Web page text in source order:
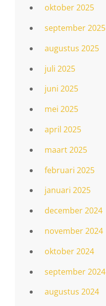
oktober 2025
september 2025
augustus 2025
juli 2025
juni 2025
mei 2025
april 2025
maart 2025
februari 2025
januari 2025
december 2024
november 2024
oktober 2024
september 2024
augustus 2024